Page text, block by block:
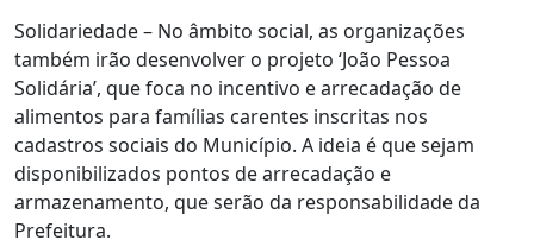
Solidariedade – No âmbito social, as organizações
também irão desenvolver o projeto ‘João Pessoa
Solidária’, que foca no incentivo e arrecadação de
alimentos para famílias carentes inscritas nos
cadastros sociais do Município. A ideia é que sejam
disponibilizados pontos de arrecadação e
armazenamento, que serão da responsabilidade da
Prefeitura.